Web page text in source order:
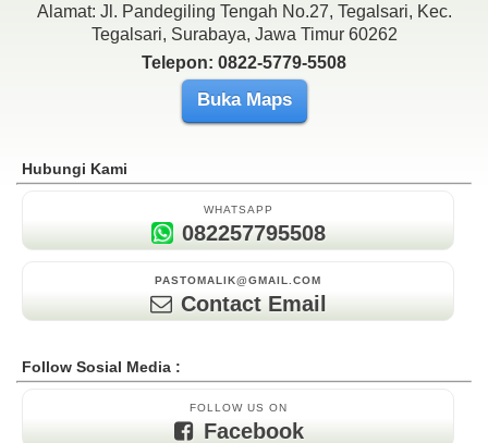
Alamat: Jl. Pandegiling Tengah No.27, Tegalsari, Kec.
Tegalsari, Surabaya, Jawa Timur 60262
Telepon: 0822-5779-5508
Buka Maps
Hubungi Kami
WHATSAPP
082257795508
PASTOMALIK@GMAIL.COM
Contact Email
Follow Sosial Media :
FOLLOW US ON
Facebook